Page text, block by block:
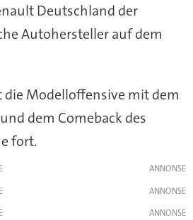
Deutschland der
Autohersteller auf dem
Modelloffensive mit dem
dem Comeback des
fort.